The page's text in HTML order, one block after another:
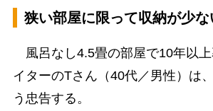
狭い部屋に限って収納が少な
風呂なし4.5畳の部屋で10年以上
イターのTさん（40代／男性）は
う忠告する。